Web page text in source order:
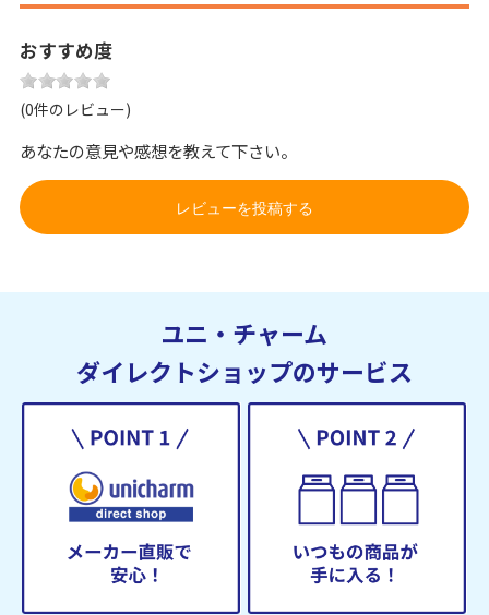
おすすめ度
(0件のレビュー)
あなたの意見や感想を教えて下さい。
レビューを投稿する
ユニ・チャーム
ダイレクトショップのサービス